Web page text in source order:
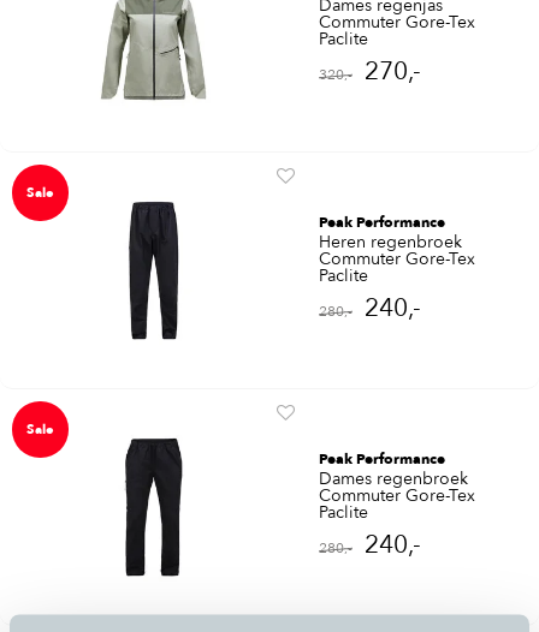
Dames regenjas
Commuter Gore-Tex
Paclite
320,- 270,-
Sale
Peak Performance
Heren regenbroek
Commuter Gore-Tex
Paclite
280,- 240,-
Sale
Peak Performance
Dames regenbroek
Commuter Gore-Tex
Paclite
280,- 240,-